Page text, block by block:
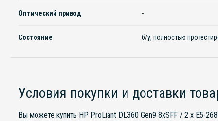
Оптический привод -
Состояние б/у, полностью
Условия покупки и доставки
Вы можете купить HP ProLiant DL360 Gen9 8xSFF / 2 x E5-